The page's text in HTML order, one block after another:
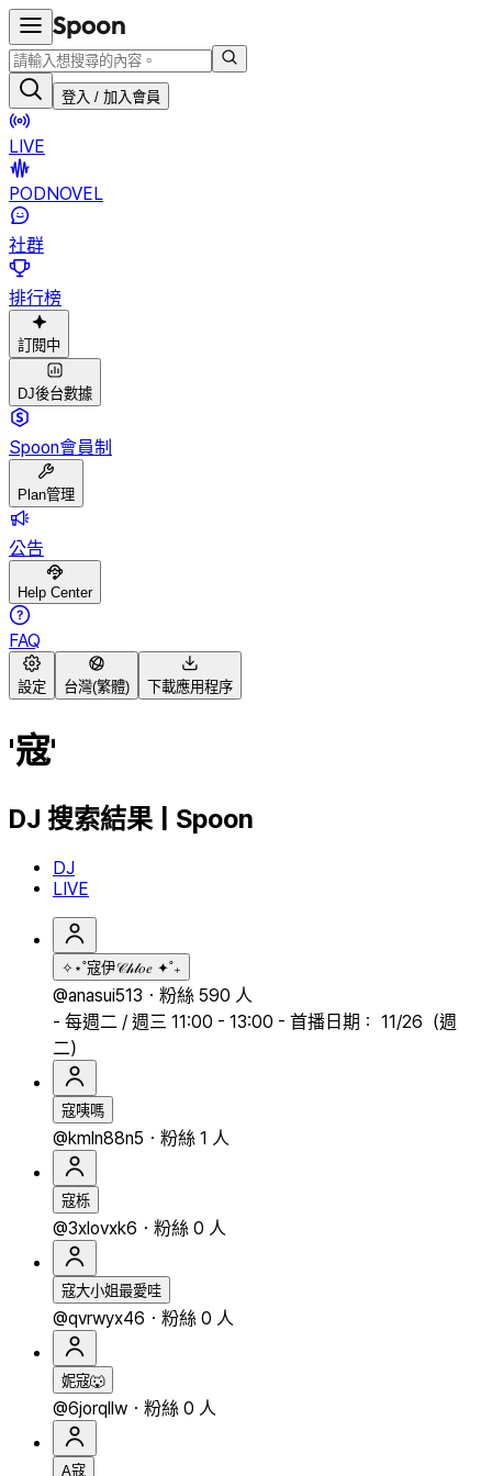
登入 / 加入會員
LIVE
PODNOVEL
社群
排行榜
訂閱中
DJ後台數據
Spoon會員制
Plan管理
公告
Help Center
FAQ
設定 台灣(繁體) 下載應用程序
'寇'
DJ 搜索結果 | Spoon
DJ
LIVE
✧⋆˚寇伊𝒞𝒽𝓁𝑜𝑒 ✦˚₊
@anasui513 ・ 粉絲 590 人
- 每週二 / 週三 11:00 - 13:00 - 首播日期： 11/26（週
二）
寇咦嗎
@kmln88n5 ・ 粉絲 1 人
寇栎
@3xlovxk6 ・ 粉絲 0 人
寇大小姐最愛哇
@qvrwyx46 ・ 粉絲 0 人
妮寇🐺
@6jorqllw ・ 粉絲 0 人
A寇